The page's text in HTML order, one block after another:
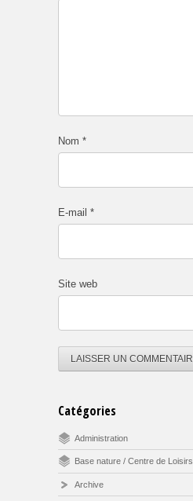
Nom *
E-mail *
Site web
Catégories
Administration
Base nature / Centre de Loisirs
Archive